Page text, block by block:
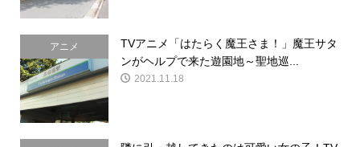
アニメ
TVアニメ「はたらく魔王さま！」魔王サタ
ンがヘルプで来た遊園地～聖地巡...
2021.11.18